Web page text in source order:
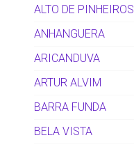
ALTO DE PINHEIROS
ANHANGUERA
ARICANDUVA
ARTUR ALVIM
BARRA FUNDA
BELA VISTA